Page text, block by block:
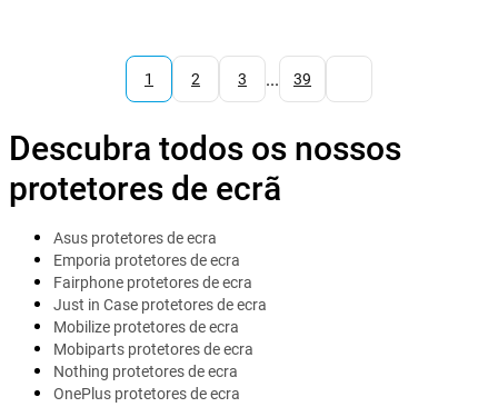
1 2 3 ... 39
Descubra todos os nossos
protetores de ecrã
Asus protetores de ecra
Emporia protetores de ecra
Fairphone protetores de ecra
Just in Case protetores de ecra
Mobilize protetores de ecra
Mobiparts protetores de ecra
Nothing protetores de ecra
OnePlus protetores de ecra